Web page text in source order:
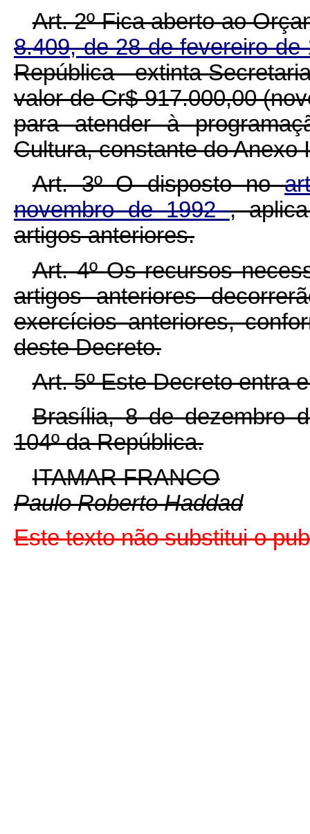
Art. 2º Fica aberto ao
8.409, de 28 de fevereiro
República - extinta
valor de Cr$ 917.000,00
para atender à
Cultura, constante do Anexo
Art. 3º O disposto no
novembro de 1992,
artigos anteriores.
Art. 4º Os recursos
artigos anteriores
exercícios anteriores,
deste Decreto.
Art. 5º Este Decreto entra
Brasília, 8 de dezembro
104º da República.
ITAMAR FRANCO
Paulo Roberto Haddad
Este texto não substitui o